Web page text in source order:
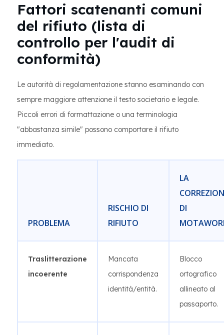
Fattori scatenanti comuni
del rifiuto (lista di
controllo per l'audit di
conformità)
Le autorità di regolamentazione stanno esaminando con
sempre maggiore attenzione il testo societario e legale.
Piccoli errori di formattazione o una terminologia
"abbastanza simile" possono comportare il rifiuto
immediato.
PROBLEMA
RISCHIO DI
RIFIUTO
LA
DI
Traslitterazione
incoerente
Mancata
corrispondenza
identità/entità.
Blocco
ortografico
allineato al
passaporto.